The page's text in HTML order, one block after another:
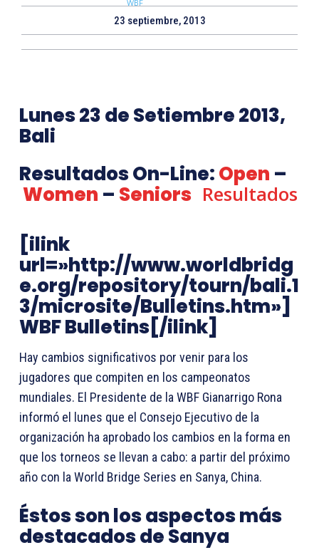
23 septiembre, 2013
Lunes 23 de Setiembre 2013,
Bali
Resultados On-Line:Open –
Women – Seniors Resultados
[ilink
url=»http://www.worldbridg
e.org/repository/tourn/bali.1
3/microsite/Bulletins.htm»]
WBF Bulletins[/ilink]
Hay cambios significativos por venir para los
jugadores que compiten en los campeonatos
mundiales. El Presidente de la WBF Gianarrigo Rona
informó el lunes que el Consejo Ejecutivo de la
organización ha aprobado los cambios en la forma en
que los torneos se llevan a cabo: a partir del próximo
año con la World Bridge Series en Sanya, China.
Éstos son los aspectos más
destacados de Sanya